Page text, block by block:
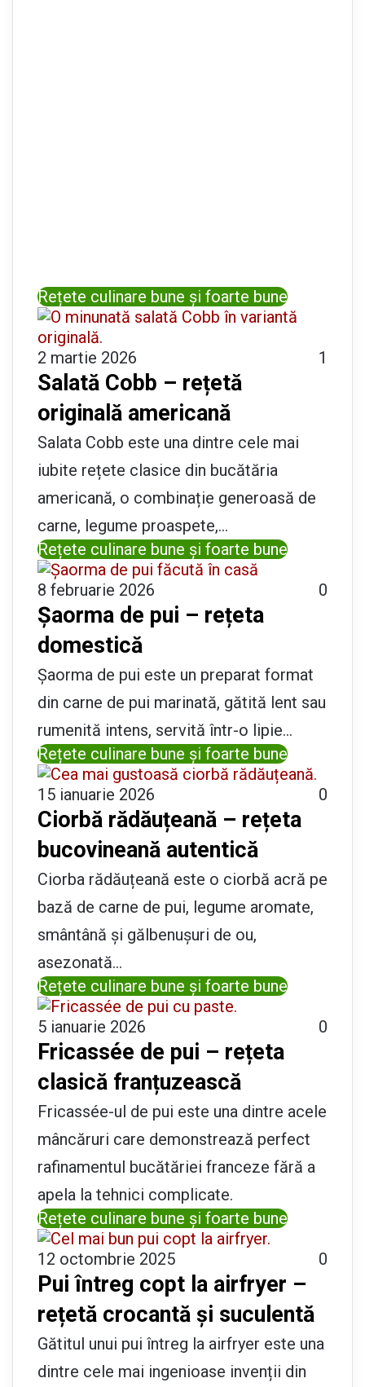
Rețete culinare bune și foarte bune
2 martie 2026 1
Salată Cobb – rețetă
originală americană
Salata Cobb este una dintre cele mai
iubite rețete clasice din bucătăria
americană, o combinație generoasă de
carne, legume proaspete,…
Rețete culinare bune și foarte bune
8 februarie 2026 0
Șaorma de pui – rețeta
domestică
Șaorma de pui este un preparat format
din carne de pui marinată, gătită lent sau
rumenită intens, servită într-o lipie…
Rețete culinare bune și foarte bune
15 ianuarie 2026 0
Ciorbă rădăuțeană – rețeta
bucovineană autentică
Ciorba rădăuțeană este o ciorbă acră pe
bază de carne de pui, legume aromate,
smântână și gălbenușuri de ou,
asezonată…
Rețete culinare bune și foarte bune
5 ianuarie 2026 0
Fricassée de pui – rețeta
clasică franțuzească
Fricassée-ul de pui este una dintre acele
mâncăruri care demonstrează perfect
rafinamentul bucătăriei franceze fără a
apela la tehnici complicate.
Rețete culinare bune și foarte bune
12 octombrie 2025 0
Pui întreg copt la airfryer –
rețetă crocantă și suculentă
Gătitul unui pui întreg la airfryer este una
dintre cele mai ingenioase invenții din